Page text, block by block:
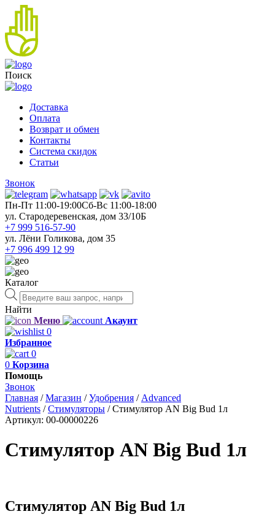
Поиск
Доставка
Оплата
Возврат и обмен
Контакты
Система скидок
Статьи
Звонок
Пн-Пт 11:00-19:00Cб-Вс 11:00-18:00
ул. Стародеревенская, дом 33/10Б
+7 999 516-57-90
ул. Лёни Голикова, дом 35
+7 996 499 12 99
Каталог
Поиск
товаров
Найти
Меню
Акаунт
0
Избранное
0
0 Корзина
Помощь
Звонок
Главная /Магазин /Удобрения / Advanced
Nutrients /Стимуляторы /Стимулятор AN Big Bud 1л
Артикул: 00-00000226
Стимулятор AN Big Bud 1л
Стимулятор AN Big Bud 1л